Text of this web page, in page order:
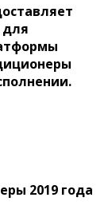
2019 года